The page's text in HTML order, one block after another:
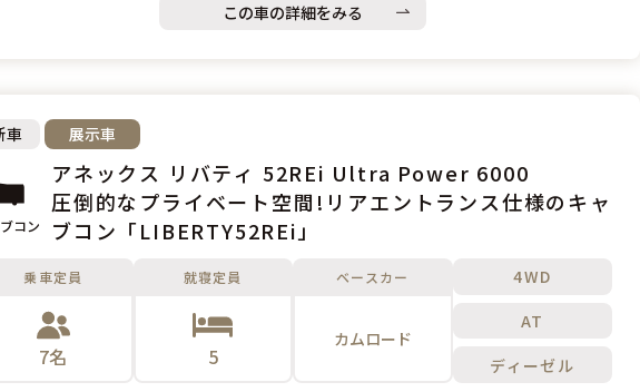
この車の詳細をみる
車 展示車
コン
アネックス リバティ 52REi Ultra Power 6000
圧倒的なプライベート空間!リアエントランス仕様のキャ
ブコン「LIBERTY52REi」
乗車定員
7名
就寝定員
5
ベースカー
カムロード
4WD
AT
ディーゼル